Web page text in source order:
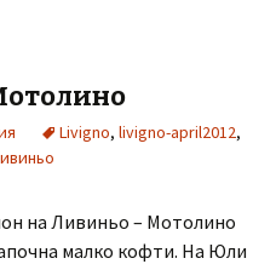
Livigno, livigno-april2012,
на Ливиньо – Мотолино
малко кофти. На Юли